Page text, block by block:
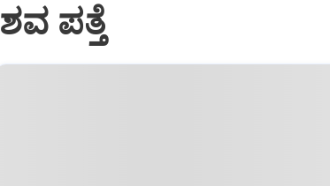
ಶವ ಪತ್ತೆ